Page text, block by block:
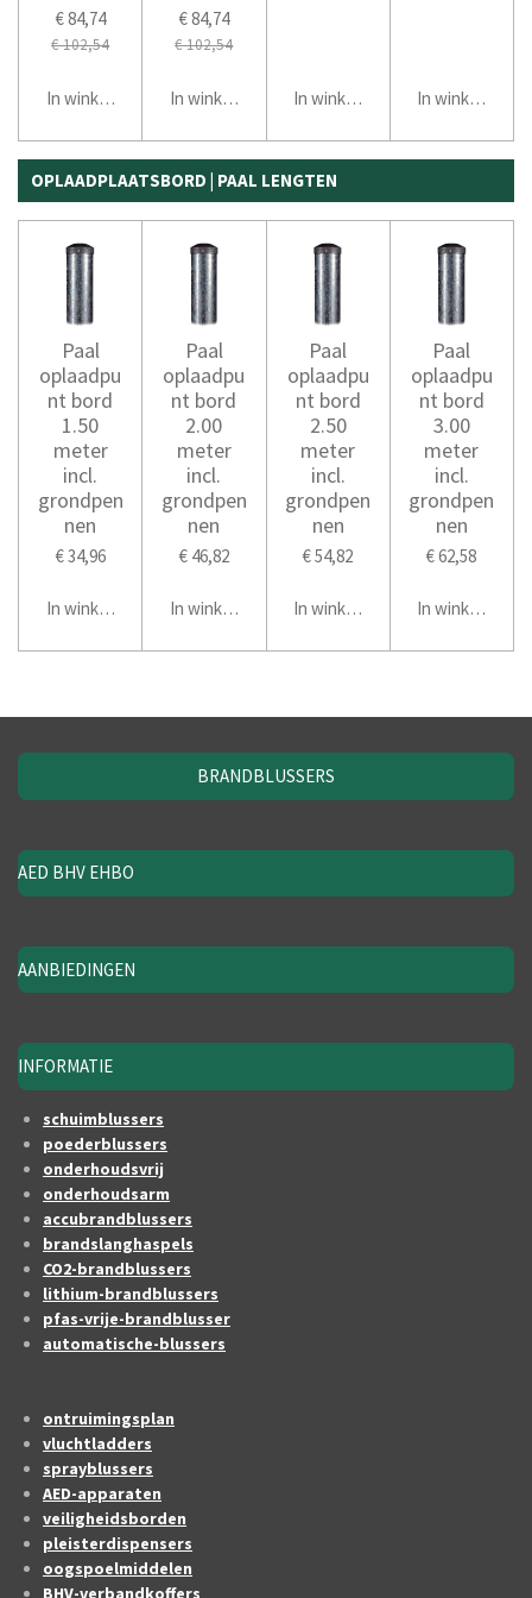
€ 84,74
€ 102,54
In winkelwagen
€ 84,74
€ 102,54
In winkelwagen In winkelwagen In winkelwagen
OPLAADPLAATSBORD | PAAL LENGTEN
Paal
oplaadpu
nt bord
1.50
meter
incl.
grondpen
nen
€ 34,96
In winkelwagen
Paal
oplaadpu
nt bord
2.00
meter
incl.
grondpen
nen
€ 46,82
In winkelwagen
Paal
oplaadpu
nt bord
2.50
meter
incl.
grondpen
nen
€ 54,82
In winkelwagen
Paal
oplaadpu
nt bord
3.00
meter
incl.
grondpen
nen
€ 62,58
In winkelwagen
BRANDBLUSSERS
AED BHV EHBO
AANBIEDINGEN
INFORMATIE
schuimblussers
poederblussers
onderhoudsvrij
onderhoudsarm
accubrandblussers
brandslanghaspels
CO2-brandblussers
lithium-brandblussers
pfas-vrije-brandblusser
automatische-blussers
ontruimingsplan
vluchtladders
sprayblussers
AED-apparaten
veiligheidsborden
pleisterdispensers
oogspoelmiddelen
BHV-verbandkoffers